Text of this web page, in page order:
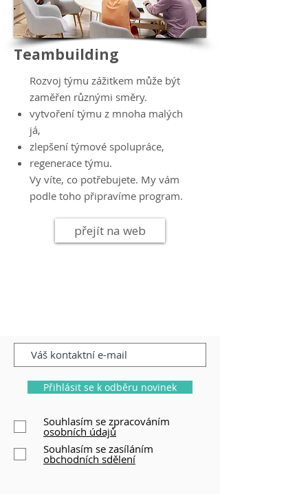
Teambuilding
Rozvoj týmu zážitkem může být
zaměřen různými směry.
vytvoření týmu z mnoha malých
já,
zlepšení týmové spolupráce,
regenerace týmu.
Vy víte, co potřebujete. My vám
podle toho připravíme program.
přejít na web
Přihlásit se k odběru novinek
Souhlasím se zpracováním
osobních údajů
Souhlasím se zasíláním
obchodních sdělení